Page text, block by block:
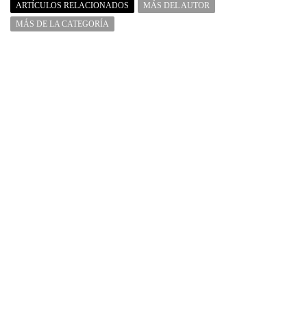
ARTÍCULOS RELACIONADOS
MÁS DEL AUTOR
MÁS DE LA CATEGORÍA